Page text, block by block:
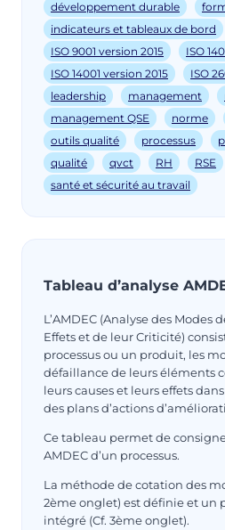
développement durable
indicateurs et tableaux de bord
ISO 9001 version 2015
ISO
ISO 14001 version 2015
ISO
leadership
management
management QSE
norme
outils qualité
processus
qualité
qvct RH RSE
santé et sécurité au travail
Tableau d’analyse
L’AMDEC (Analyse des Modes
Effets et de leur Criticité)
processus ou un produit, les
défaillance de leurs éléments
leurs causes et leurs effets
des plans d’actions
Ce tableau permet de
AMDEC d’un processus.
La méthode de cotation des
2ème onglet) est définie et un
intégré (Cf. 3ème onglet).